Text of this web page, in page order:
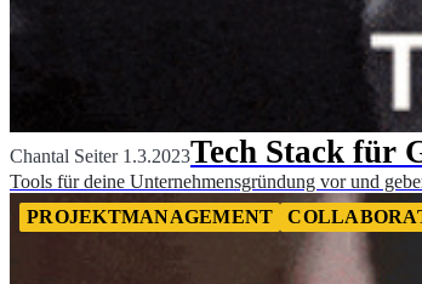
Chantal Seiter 1.3.2023Tech Stack für
Tools für deine Unternehmensgründung vor und
PROJEKTMANAGEMENT